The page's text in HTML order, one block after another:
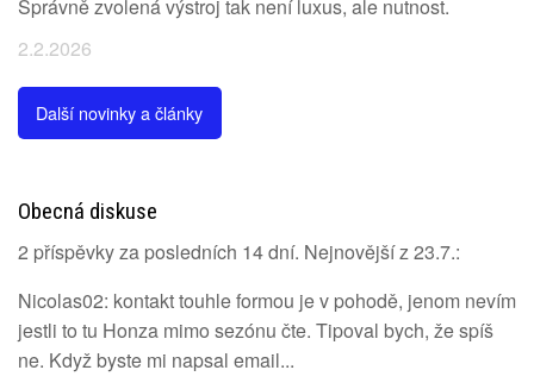
Správně zvolená výstroj tak není luxus, ale nutnost.
2.2.2026
Další novinky a články
Obecná diskuse
2 příspěvky za posledních 14 dní. Nejnovější z 23.7.:
Nicolas02: kontakt touhle formou je v pohodě, jenom nevím
jestli to tu Honza mimo sezónu čte. Tipoval bych, že spíš
ne. Když byste mi napsal email...